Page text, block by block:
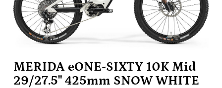
MERIDA eONE-SIXTY 10K Mid
29/27.5" 425mm SNOW WHITE